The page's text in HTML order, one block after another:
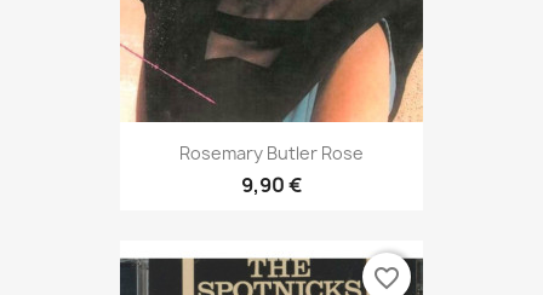
Rosemary Butler Rose
9,90 €
favorite_border